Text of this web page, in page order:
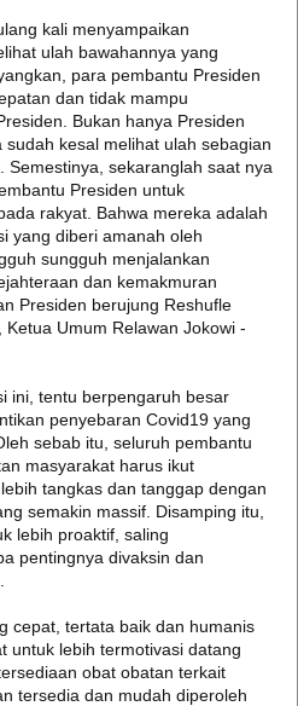
kali menyampaikan
ulah bawahannya yang
para pembantu Presiden
dan tidak mampu
Bukan hanya Presiden
kesal melihat ulah sebagian
Semestinya, sekaranglah saat nya
Presiden untuk
rakyat. Bahwa mereka adalah
yang diberi amanah oleh
sungguh menjalankan
dan kemakmuran
Presiden berujung Reshufle
Umum Relawan Jokowi -
ini, tentu berpengaruh besar
penyebaran Covid19 yang
sebab itu, seluruh pembantu
masyarakat harus ikut
tangkas dan tanggap dengan
semakin massif. Disamping itu,
lebih proaktif, saling
pentingnya divaksin dan
cepat, tertata baik dan humanis
untuk lebih termotivasi datang
obat obatan terkait
tersedia dan mudah diperoleh